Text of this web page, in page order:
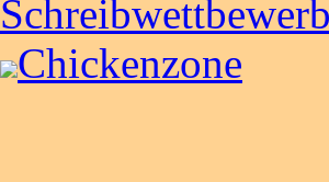
Chickenzone